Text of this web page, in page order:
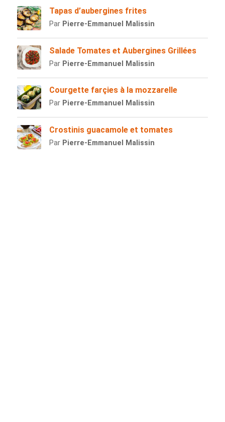
Tapas d’aubergines frites
Par Pierre-Emmanuel Malissin
Salade Tomates et Aubergines Grillées
Par Pierre-Emmanuel Malissin
Courgette farçies à la mozzarelle
Par Pierre-Emmanuel Malissin
Crostinis guacamole et tomates
Par Pierre-Emmanuel Malissin